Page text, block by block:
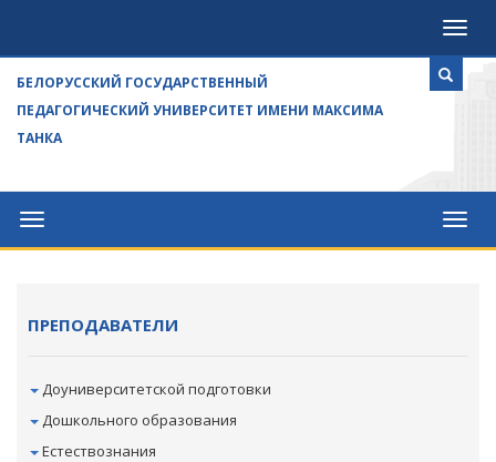
БЕЛОРУССКИЙ ГОСУДАРСТВЕННЫЙ
ПЕДАГОГИЧЕСКИЙ УНИВЕРСИТЕТ ИМЕНИ МАКСИМА
ТАНКА
Университет
ПРЕПОДАВАТЕЛИ
Доуниверситетской подготовки
Дошкольного образования
Естествознания